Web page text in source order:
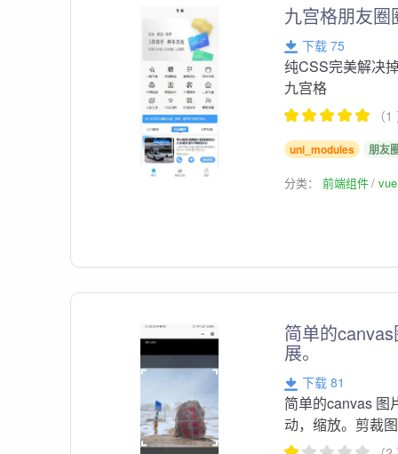
九宫格朋友
下载 75
纯CSS完美解决
九宫格
（
uni_modules 朋友
分类：前端组件
简单的
展。
下载 81
简单的canvas 图
动，缩放。剪裁